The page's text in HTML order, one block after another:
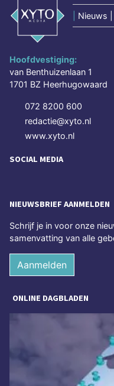
Nieuws
Hoofdvestiging:
van Benthuizenlaan 1
1701 BZ Heerhugowaard
072 8200 600
redactie@xyto.nl
www.xyto.nl
SOCIAL MEDIA
NIEUWSBRIEF AANMELDEN
Schrijf je in voor onze
samenvatting van alle
Aanmelden
ONLINE DAGBLADEN